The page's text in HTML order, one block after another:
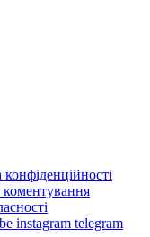
instagram telegram